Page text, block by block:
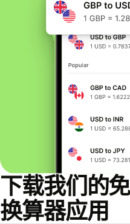
下载我们的
换算器应用